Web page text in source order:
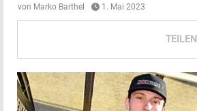
von Marko Barthel 1. Mai 2023
TEILEN